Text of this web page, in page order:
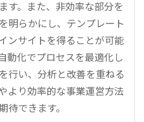
す。また、非効率な部分を
明らかにし、テンプレート
ンサイトを得ることが可能
動化でプロセスを最適化し
行い、分析と改善を重ねる
より効率的な事業運営方法
待できます。